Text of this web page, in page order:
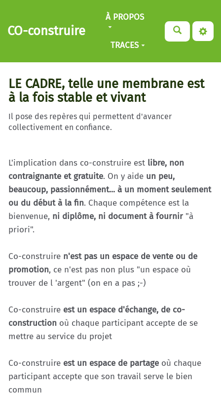
Aller au contenu principal
CO-construire
À PROPOS
TRACES
LE CADRE, telle une membrane est
à la fois stable et vivant
Il pose des repères qui permettent d'avancer
collectivement en confiance.
L'implication dans co-construire est libre, non
contraignante et gratuite. On y aide un peu,
beaucoup, passionnément... à un moment seulement
ou du début à la fin. Chaque compétence est la
bienvenue, ni diplôme, ni document à fournir "à
priori".
Co-construire n'est pas un espace de vente ou de
promotion, ce n'est pas non plus "un espace où
trouver de l 'argent" (on en a pas ;-)
Co-construire est un espace d'échange, de co-
construction où chaque participant accepte de se
mettre au service du projet
Co-construire est un espace de partage où chaque
participant accepte que son travail serve le bien
commun